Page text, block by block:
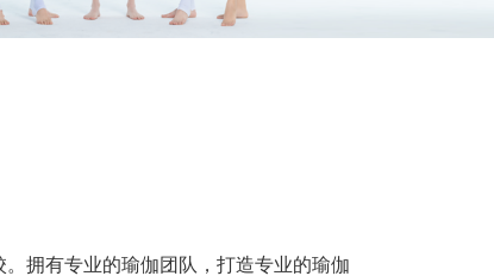
拥有专业的瑜伽团队，打造专业的瑜伽